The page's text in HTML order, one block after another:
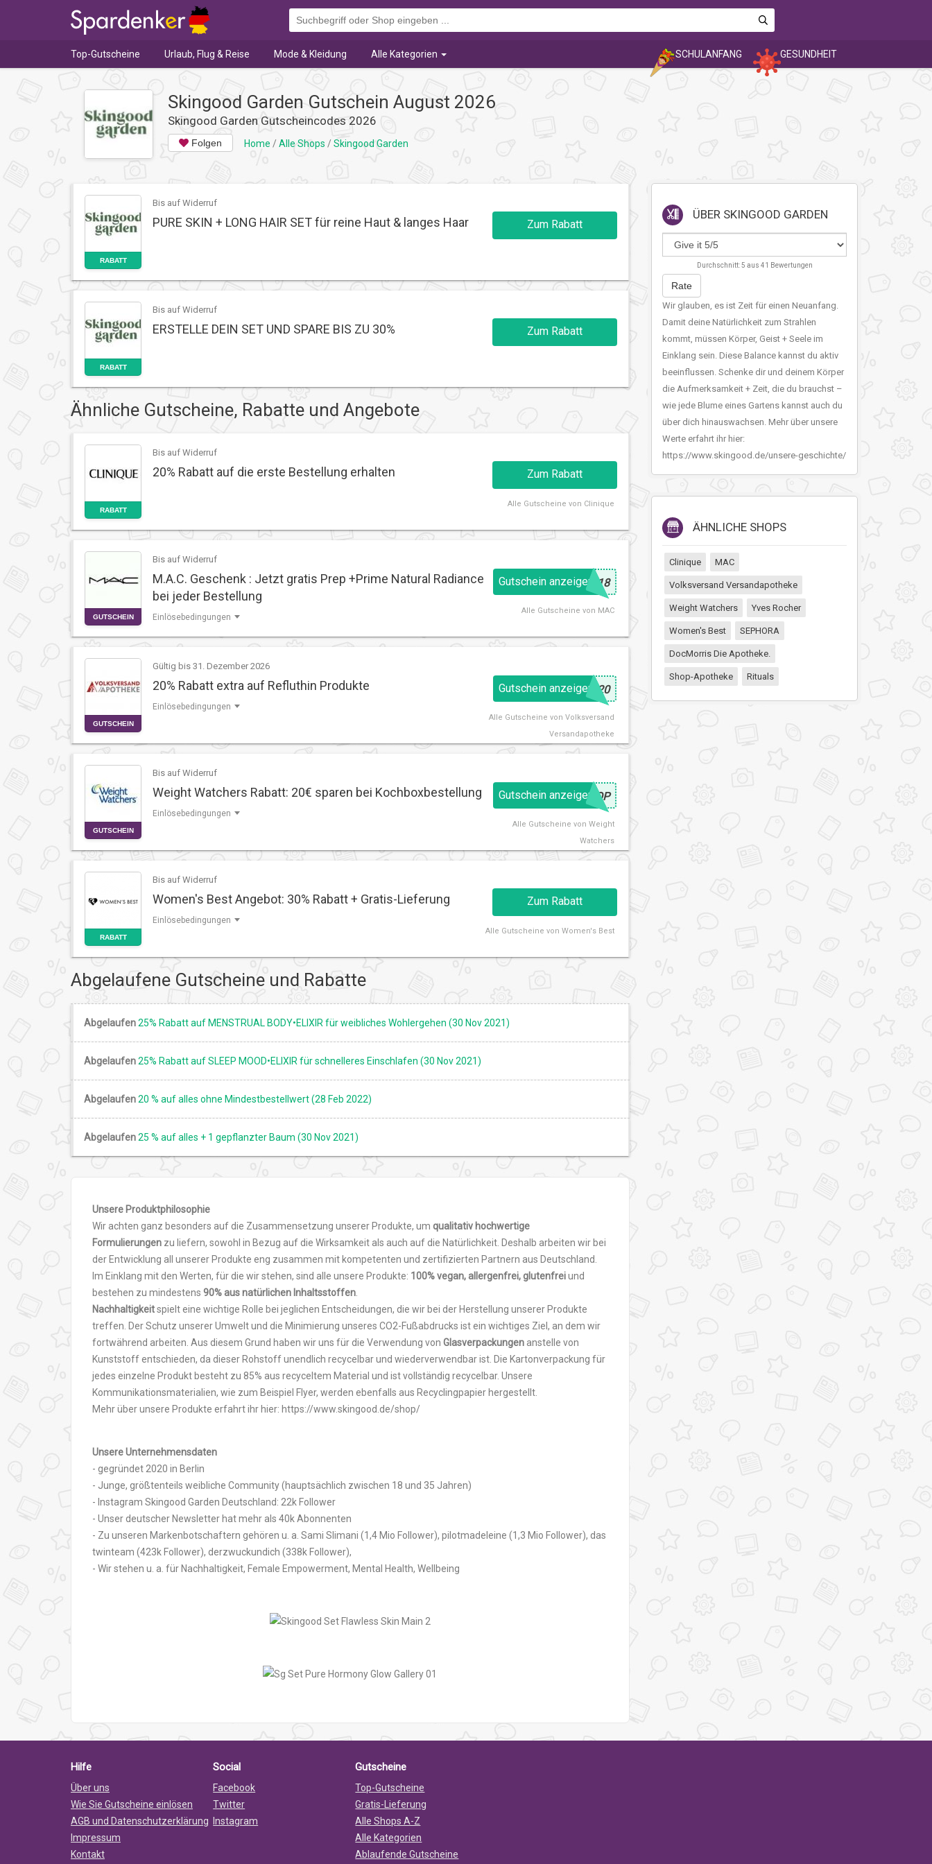
Top-Gutscheine Urlaub, Flug & Reise Mode & Kleidung Alle Kategorien GESUNDHEIT
SCHULANFANG
Skingood Garden Gutschein August 2026
Skingood Garden Gutscheincodes 2026
Folgen Home / Alle Shops / Skingood Garden
RABATT
Bis auf Widerruf
PURE SKIN + LONG HAIR SET für reine Haut & langes Haar Zum Rabatt
RABATT
Bis auf Widerruf
ERSTELLE DEIN SET UND SPARE BIS ZU 30% Zum Rabatt
Ähnliche Gutscheine, Rabatte und Angebote
RABATT
Bis auf Widerruf
20% Rabatt auf die erste Bestellung erhalten Zum Rabatt
Alle Gutscheine von Clinique
GUTSCHEIN
Bis auf Widerruf
M.A.C. Geschenk : Jetzt gratis Prep +Prime Natural Radiance
bei jeder Bestellung
Einlösebedingungen
Gutschein anzeigen
@ G18
Alle Gutscheine von MAC
GUTSCHEIN
Gültig bis 31. Dezember 2026
20% Rabatt extra auf Refluthin Produkte
Einlösebedingungen
Gutschein anzeigen
@ U20
Alle Gutscheine von Volksversand
Versandapotheke
GUTSCHEIN
Bis auf Widerruf
Weight Watchers Rabatt: 20€ sparen bei Kochboxbestellung
Einlösebedingungen
Gutschein anzeigen
@HOP
Alle Gutscheine von Weight
Watchers
RABATT
Bis auf Widerruf
Women's Best Angebot: 30% Rabatt + Gratis-Lieferung
Einlösebedingungen
Zum Rabatt
Alle Gutscheine von Women's Best
Abgelaufene Gutscheine und Rabatte
Abgelaufen25% Rabatt auf MENSTRUAL BODY•ELIXIR für weibliches Wohlergehen (30 Nov 2021)
Abgelaufen25% Rabatt auf SLEEP MOOD•ELIXIR für schnelleres Einschlafen (30 Nov 2021)
Abgelaufen20 % auf alles ohne Mindestbestellwert (28 Feb 2022)
Abgelaufen25 % auf alles + 1 gepflanzter Baum (30 Nov 2021)
ÜBER SKINGOOD GARDEN
Durchschnitt:5 aus 41 Bewertungen
Rate
Wir glauben, es ist Zeit für einen Neuanfang.
Damit deine Natürlichkeit zum Strahlen
kommt, müssen Körper, Geist + Seele im
Einklang sein. Diese Balance kannst du aktiv
beeinflussen. Schenke dir und deinem Körper
die Aufmerksamkeit + Zeit, die du brauchst –
wie jede Blume eines Gartens kannst auch du
über dich hinauswachsen. Mehr über unsere
Werte erfahrt ihr hier:
https://www.skingood.de/unsere-geschichte/
ÄHNLICHE SHOPS
Clinique MAC
Volksversand Versandapotheke
Weight Watchers Yves Rocher
Women's Best SEPHORA
DocMorris Die Apotheke.
Shop-Apotheke Rituals
Unsere Produktphilosophie
Wir achten ganz besonders auf die Zusammensetzung unserer Produkte, um qualitativ hochwertige
Formulierungen zu liefern, sowohl in Bezug auf die Wirksamkeit als auch auf die Natürlichkeit. Deshalb arbeiten wir bei
der Entwicklung all unserer Produkte eng zusammen mit kompetenten und zertifizierten Partnern aus Deutschland.
Im Einklang mit den Werten, für die wir stehen, sind alle unsere Produkte: 100% vegan, allergenfrei, glutenfreiund
bestehen zu mindestens 90% aus natürlichen Inhaltsstoffen
Nachhaltigkeitspielt eine wichtige Rolle bei jeglichen Entscheidungen, die wir bei der Herstellung unserer Produkte
treffen. Der Schutz unserer Umwelt und die Minimierung unseres CO2-Fußabdrucks ist ein wichtiges Ziel, an dem wir
fortwährend arbeiten. Aus diesem Grund haben wir uns für die Verwendung von Glasverpackungen anstelle von
Kunststoff entschieden, da dieser Rohstoff unendlich recycelbar und wiederverwendbar ist. Die Kartonverpackung für
jedes einzelne Produkt besteht zu 85% aus recyceltem Material und ist vollständig recycelbar. Unsere
Kommunikationsmaterialien, wie zum Beispiel Flyer, werden ebenfalls aus Recyclingpapier hergestellt.
Mehr über unsere Produkte erfahrt ihr hier: https://www.skingood.de/shop/
Unsere Unternehmensdaten
- gegründet 2020 in Berlin
- Junge, größtenteils weibliche Community (hauptsächlich zwischen 18 und 35 Jahren)
- Instagram Skingood Garden Deutschland: 22k Follower
- Unser deutscher Newsletter hat mehr als 40k Abonnenten
- Zu unseren Markenbotschaftern gehören u. a. Sami Slimani (1,4 Mio Follower), pilotmadeleine (1,3 Mio Follower), das
twinteam (423k Follower), derzwuckundich (338k Follower),
- Wir stehen u. a. für Nachhaltigkeit, Female Empowerment, Mental Health, Wellbeing
Hilfe
Über uns
Wie Sie Gutscheine einlösen
AGB und Datenschutzerklärung
Impressum
Kontakt
Social
Facebook
Twitter
Instagram
Gutscheine
Top-Gutscheine
Gratis-Lieferung
Alle Shops A-Z
Alle Kategorien
Ablaufende Gutscheine